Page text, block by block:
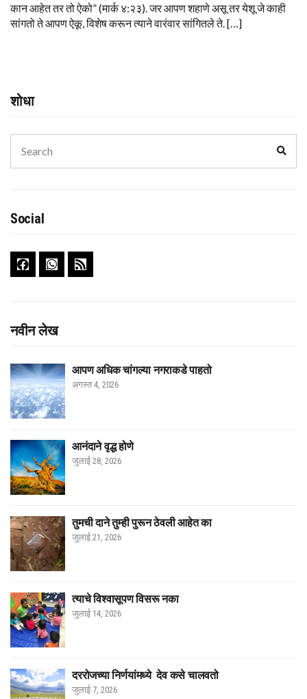
कान आहेत तर तो ऐको” (मार्क ४:२३). जर आपण शहाणे असू तर येशू जे काही
सांगतो ते आपण ऐकू, विशेष करून त्याने वारंवार सांगितले ते. […]
शोधा
for:
Social
नवीन लेख
आपण अधिक चांगल्या नगराकडे पाहतो
अगस्त 4, 2026
आनंदाने वृद्ध होणे
जुलाई 28, 2026
तुमची दाने तुम्ही पुरून ठेवली आहेत का
जुलाई 21, 2026
त्याचे विश्वासूपण विसरू नका
जुलाई 14, 2026
दररोजच्या निर्णयांमध्ये देव कसे चालवतो
जुलाई 7, 2026